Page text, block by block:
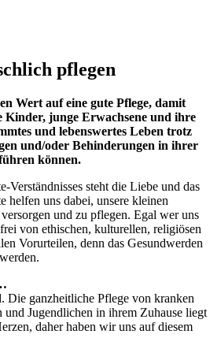
pflegen
Wert auf eine gute Pflege, damit
Kinder, junge Erwachsene und ihre
und lebenswertes Leben trotz
und/oder Behinderungen in ihrer
können.
Verständnisses steht die Liebe und das
helfen uns dabei, unsere kleinen
und zu pflegen. Egal wer uns
von ethischen, kulturellen, religiösen
Vorurteilen, denn das Gesundwerden
Die ganzheitliche Pflege von kranken
Jugendlichen in ihrem Zuhause liegt
daher haben wir uns auf diesem